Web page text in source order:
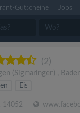
Gutscheine Jobs
(2)
(Sigmaringen) ,
Eis
14052